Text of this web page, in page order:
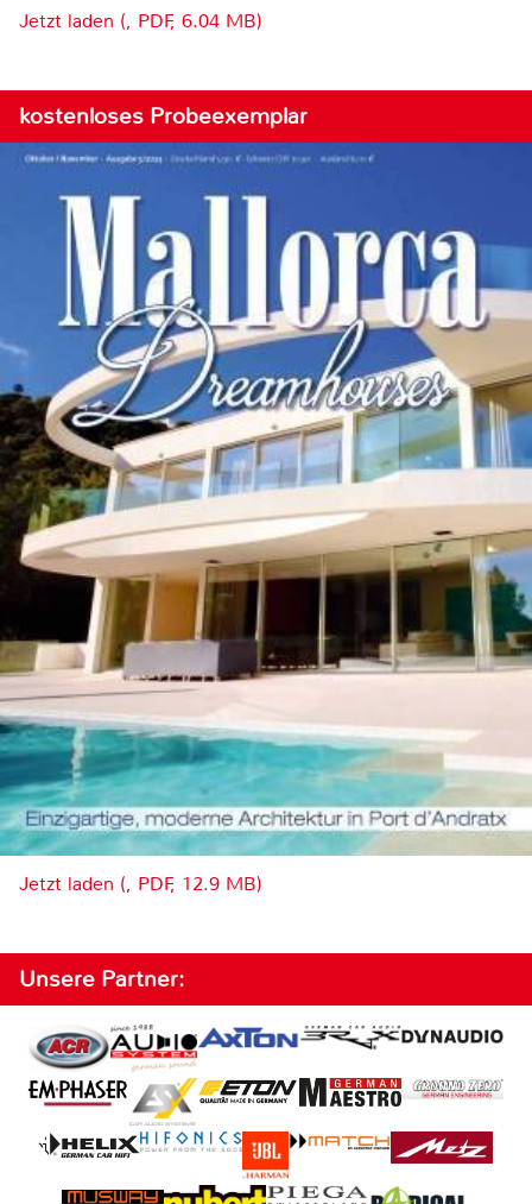
Jetzt laden (, PDF, 6.04 MB)
kostenloses Probeexemplar
Jetzt laden (, PDF, 12.9 MB)
Unsere Partner: